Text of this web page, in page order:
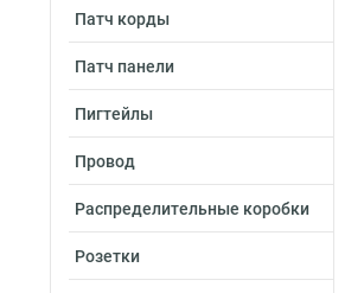
Патч корды
Патч панели
Пигтейлы
Провод
Распределительные коробки
Розетки